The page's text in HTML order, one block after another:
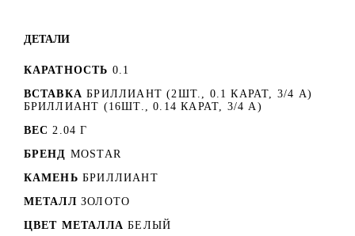
ДЕТАЛИ
КАРАТНОСТЬ 0.1
ВСТАВКА БРИЛЛИАНТ (2ШТ., 0.1 КАРАТ, 3/4 А)
БРИЛЛИАНТ (16ШТ., 0.14 КАРАТ, 3/4 А)
ВЕС 2.04 Г
БРЕНД MOSTAR
КАМЕНЬ БРИЛЛИАНТ
МЕТАЛЛ ЗОЛОТО
ЦВЕТ МЕТАЛЛА БЕЛЫЙ